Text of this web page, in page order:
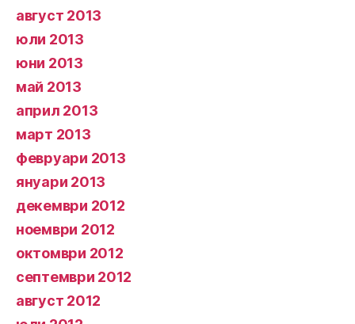
август 2013
юли 2013
юни 2013
май 2013
април 2013
март 2013
февруари 2013
януари 2013
декември 2012
ноември 2012
октомври 2012
септември 2012
август 2012